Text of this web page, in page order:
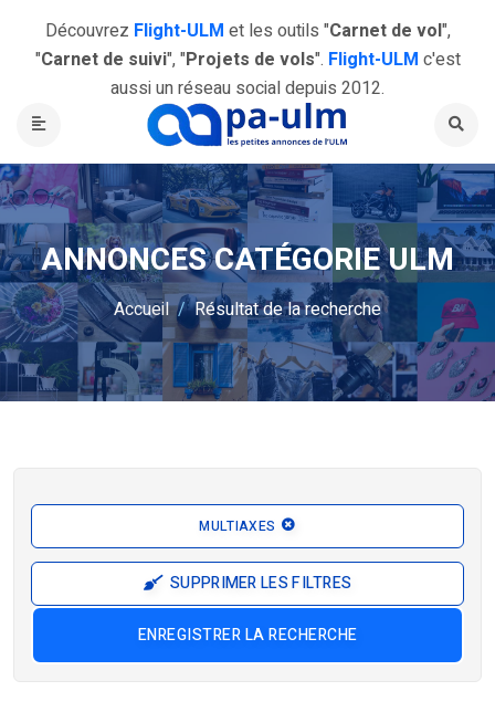
Découvrez Flight-ULM et les outils "Carnet de vol",
"Carnet de suivi", "Projets de vols". Flight-ULM c'est
aussi un réseau social depuis 2012.
ANNONCES CATÉGORIE ULM
Accueil Résultat de la recherche
MULTIAXES
SUPPRIMER LES FILTRES
ENREGISTRER LA RECHERCHE